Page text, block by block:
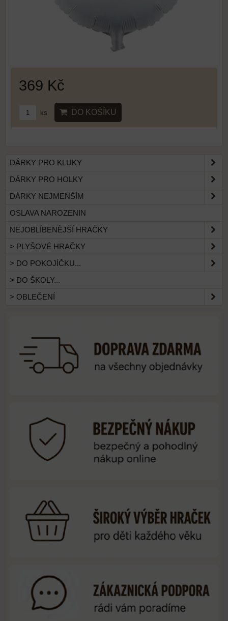
369 Kč
ks DO KOŠÍKU
DÁRKY PRO KLUKY
DÁRKY PRO HOLKY
DÁRKY NEJMENŠÍM
OSLAVA NAROZENIN
NEJOBLÍBENĚJŠÍ HRAČKY
> PLYŠOVÉ HRAČKY
> DO POKOJÍČKU...
> DO ŠKOLY...
> OBLEČENÍ